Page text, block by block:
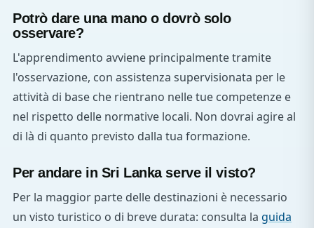
Potrò dare una mano o dovrò solo
osservare?
L'apprendimento avviene principalmente tramite
l'osservazione, con assistenza supervisionata per le
attività di base che rientrano nelle tue competenze e
nel rispetto delle normative locali. Non dovrai agire al
di là di quanto previsto dalla tua formazione.
Per andare in Sri Lanka serve il visto?
Per la maggior parte delle destinazioni è necessario
un visto turistico o di breve durata: consulta la guida